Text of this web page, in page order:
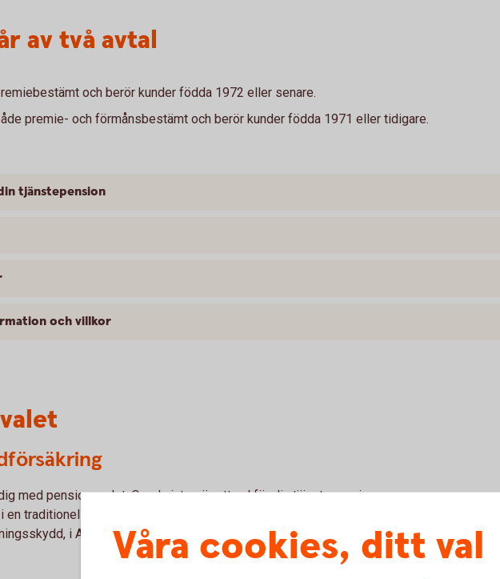
av två avtal
och berör kunder födda 1972 eller senare.
premie- och förmånsbestämt och berör kunder födda 1971 eller tidigare.
tjänstepension
och villkor
med pensionsvalet. Om du inte gör ett val för din tjänstepension,
en traditionell pensionsförsäkring med obligatoriskt familjeskydd
i Alecta. Våra cookies, ditt val